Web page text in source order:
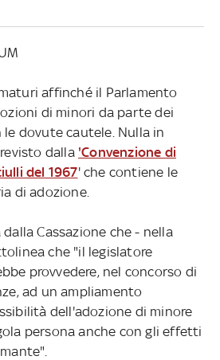
affinché il Parlamento
di minori da parte dei
le dovute cautele. Nulla in
dalla 'Convenzione di
del 1967' che contiene le
di adozione.
Cassazione che - nella
che "il legislatore
provvedere, nel concorso di
ad un ampliamento
dell'adozione di minore
persona anche con gli effetti